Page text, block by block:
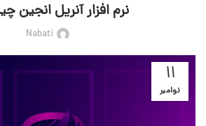
نرم افزار آنریل انجین
Nabati
11
نوامبر